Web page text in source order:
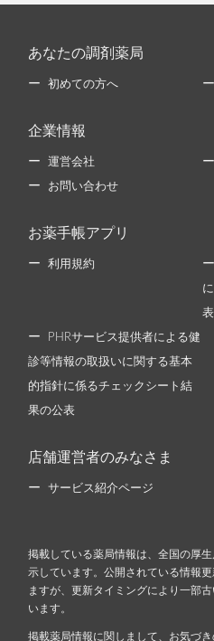
あなたの調剤薬局
初めての方へ
企業情報
運営会社
お問い合わせ
お薬手帳アプリ
利用規約
表
PHRサービス提供者による健
診等情報の取扱いに関する基本
的指針に係るチェックシート結
果の公表
店舗運営者のみなさま
サービス紹介ページ
掲載している薬局情報は、全国の厚
示しています。公開されている情報
ますが、更新タイミングにより一部
います。
掲載薬局情報に関しまして、お気づ